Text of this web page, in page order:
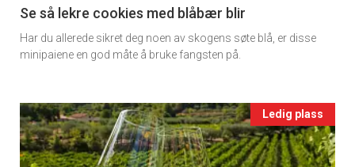
11
Ukens
Se så lekre cookies med blåbær blir
Har du allerede sikret deg noen av skogens søte blå, er disse
minipaiene en god måte å bruke fangsten på.
Events
single
Ledig plass